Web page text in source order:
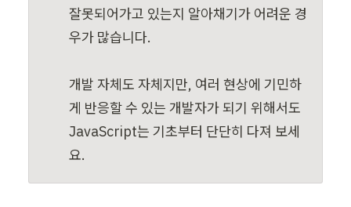
잘못되어가고 있는지 알아채기가 어려운 경
우가 많습니다.
개발 자체도 자체지만, 여러 현상에 기민하
게 반응할 수 있는 개발자가 되기 위해서도
JavaScript는 기초부터 단단히 다져 보세
요.